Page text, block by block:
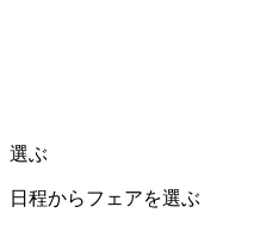
選ぶ
日程からフェアを選ぶ